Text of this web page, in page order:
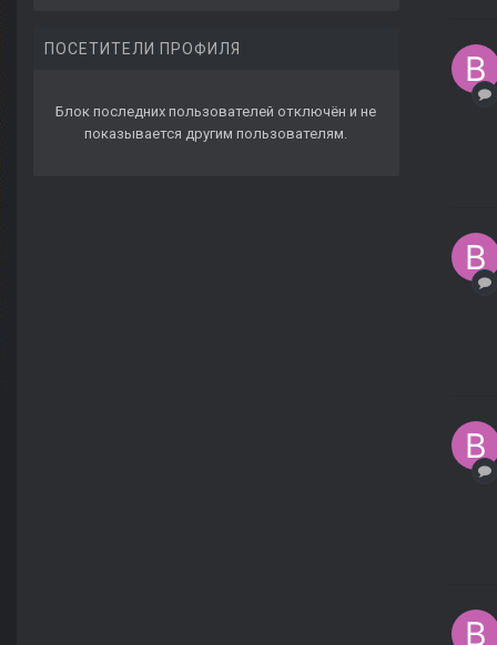
ПОСЕТИТЕЛИ ПРОФИЛЯ
Блок последних пользователей отключён и не
показывается другим пользователям.